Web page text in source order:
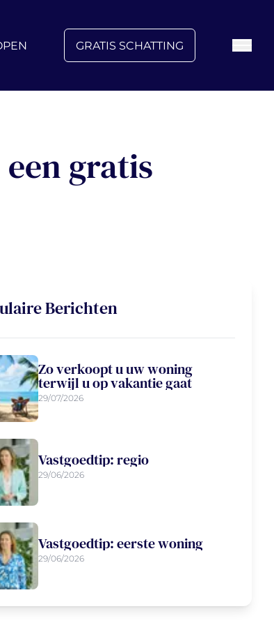
GRATIS SCHATTING
gratis
Berichten
Zo verkoopt u uw woning
terwijl u op vakantie gaat
29/07/2026
Vastgoedtip: regio
29/06/2026
Vastgoedtip: eerste woning
29/06/2026